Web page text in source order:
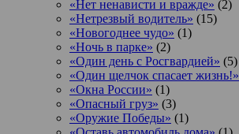
«Нет ненависти и вражде» (2)
«Нетрезвый водитель» (15)
«Новогоднее чудо» (1)
«Ночь в парке» (2)
«Один день с Росгвардией» (5)
«Один щелчок спасает жизнь!»
«Окна России» (1)
«Опасный груз» (3)
«Оружие Победы» (1)